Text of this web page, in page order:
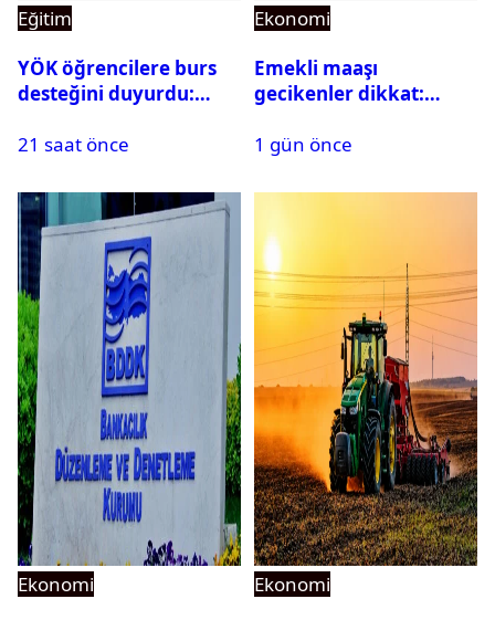
Eğitim
YÖK öğrencilere burs
desteğini duyurdu:
açıklandı
21 saat önce
Ekonomi
Emekli maaşı
gecikenler dikkat:
maaşı için emsal faiz
1 gün önce
Ekonomi
Ekonomi